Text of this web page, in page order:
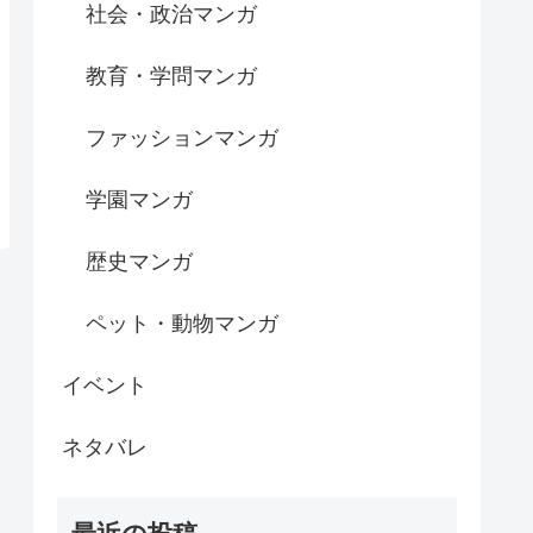
社会・政治マンガ
教育・学問マンガ
ファッションマンガ
学園マンガ
歴史マンガ
ペット・動物マンガ
イベント
ネタバレ